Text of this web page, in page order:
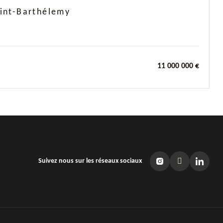
Barthélemy
11 000 000 €
Suivez nous sur les réseaux sociaux